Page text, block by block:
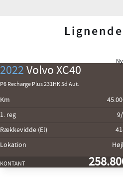
2022Volvo XC40
P6 Recharge Plus 231HK 5d Aut.
Km
1. reg
Rækkevidde (El)
Lokation
KONTANT